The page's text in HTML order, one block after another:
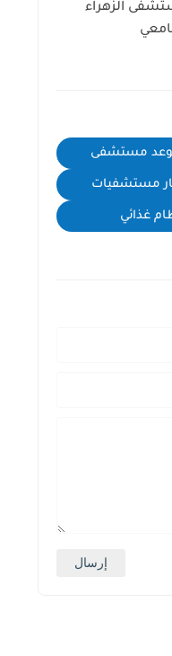
الزهراء
مستشفى
مستشفيات
غذائي